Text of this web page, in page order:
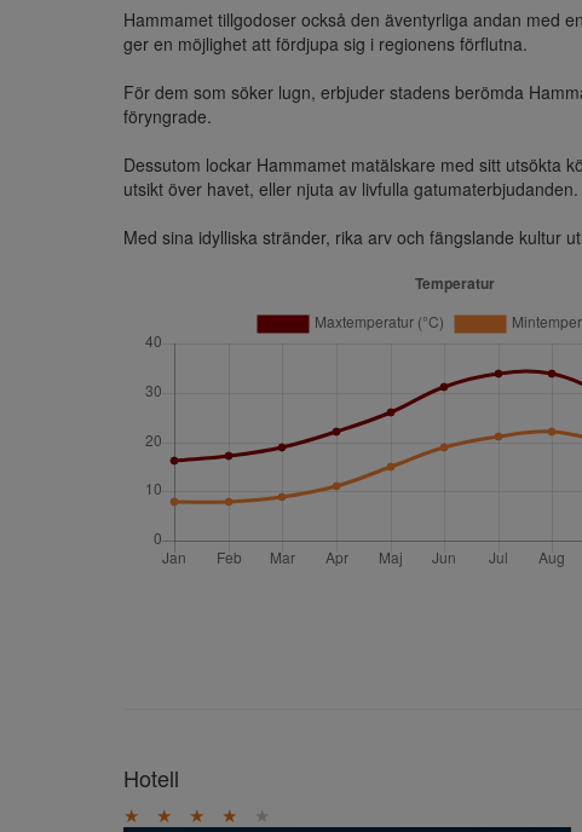
Hammamet tillgodoser också den äventyrliga andan med
ger en möjlighet att fördjupa sig i regionens förflutna.
För dem som söker lugn, erbjuder stadens berömda
föryngrade.
Dessutom lockar Hammamet matälskare med sitt utsökta
utsikt över havet, eller njuta av livfulla gatumaterbjudanden.
Med sina idylliska stränder, rika arv och fängslande kultur
Hotell
★ ★ ★ ★ ★